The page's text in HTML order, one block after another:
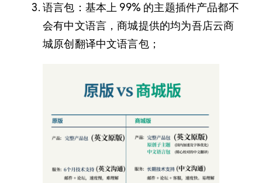
语言包：基本上 99% 的主题插件产品都不
会有中文语言，商城提供的均为吾店云商
城原创翻译中文语言包；